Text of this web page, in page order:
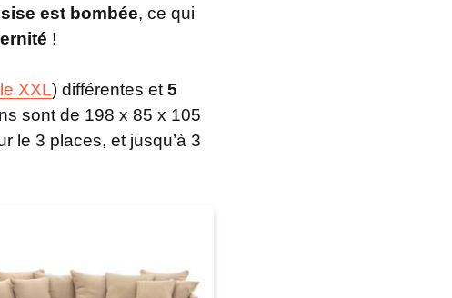
est bombée, ce qui
!
XXL) différentes et 5
sont de 198 x 85 x 105
le 3 places, et jusqu’à 3